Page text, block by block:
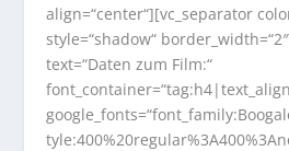
align=“center“][vc_separator
style=“shadow“
text=“Daten zum Film:“